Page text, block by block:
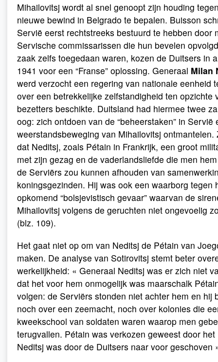
Mihailovitsj wordt al snel genoopt zijn houding
nieuwe bewind in Belgrado te bepalen. Buisson
Servië eerst rechtstreeks bestuurd te hebben door
Servische commissarissen die hun bevelen
zaak zelfs toegedaan waren, kozen de Duitsers in
1941 voor een “Franse” oplossing. Generaal Milan
werd verzocht een regering van nationale eenheid
over een betrekkelijke zelfstandigheid ten opzichte
bezetters beschikte. Duitsland had hiermee twee
oog: zich ontdoen van de “beheerstaken” in Servië
weerstandsbeweging van Mihailovitsj ontmantelen.
dat Neditsj, zoals Pétain in Frankrijk, een groot
met zijn gezag en de vaderlandsliefde die men
de Serviërs zou kunnen afhouden van
koningsgezinden. Hij was ook een waarborg tegen
opkomend “bolsjevistisch gevaar” waarvan de
Mihailovitsj volgens de geruchten niet ongevoelig
(blz. 109).
Het gaat niet op om van Neditsj de Pétain van
maken. De analyse van Sotirovitsj stemt beter
werkelijkheid: « Generaal Neditsj was er zich niet
dat het voor hem onmogelijk was maarschalk
volgen: de Serviërs stonden niet achter hem en hij
noch over een zeemacht, noch over kolonies die
kweekschool van soldaten waren waarop men
terugvallen. Pétain was verkozen geweest door het
Neditsj was door de Duitsers naar voor geschoven